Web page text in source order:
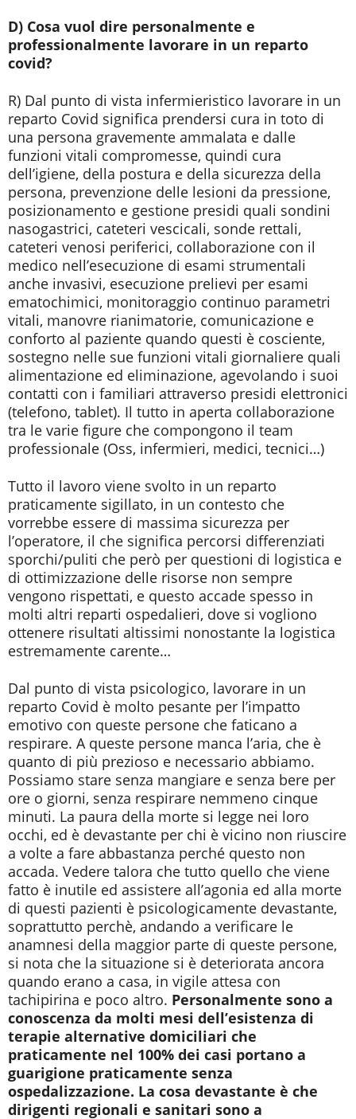
D) Cosa vuol dire personalmente e
professionalmente lavorare in un reparto
covid?
R) Dal punto di vista infermieristico lavorare in un
reparto Covid significa prendersi cura in toto di
una persona gravemente ammalata e dalle
funzioni vitali compromesse, quindi cura
dell’igiene, della postura e della sicurezza della
persona, prevenzione delle lesioni da pressione,
posizionamento e gestione presidi quali sondini
nasogastrici, cateteri vescicali, sonde rettali,
cateteri venosi periferici, collaborazione con il
medico nell’esecuzione di esami strumentali
anche invasivi, esecuzione prelievi per esami
ematochimici, monitoraggio continuo parametri
vitali, manovre rianimatorie, comunicazione e
conforto al paziente quando questi è cosciente,
sostegno nelle sue funzioni vitali giornaliere quali
alimentazione ed eliminazione, agevolando i suoi
contatti con i familiari attraverso presidi elettronici
(telefono, tablet). Il tutto in aperta collaborazione
tra le varie figure che compongono il team
professionale (Oss, infermieri, medici, tecnici…)
Tutto il lavoro viene svolto in un reparto
praticamente sigillato, in un contesto che
vorrebbe essere di massima sicurezza per
l’operatore, il che significa percorsi differenziati
sporchi/puliti che però per questioni di logistica e
di ottimizzazione delle risorse non sempre
vengono rispettati, e questo accade spesso in
molti altri reparti ospedalieri, dove si vogliono
ottenere risultati altissimi nonostante la logistica
estremamente carente…
Dal punto di vista psicologico, lavorare in un
reparto Covid è molto pesante per l’impatto
emotivo con queste persone che faticano a
respirare. A queste persone manca l’aria, che è
quanto di più prezioso e necessario abbiamo.
Possiamo stare senza mangiare e senza bere per
ore o giorni, senza respirare nemmeno cinque
minuti. La paura della morte si legge nei loro
occhi, ed è devastante per chi è vicino non riuscire
a volte a fare abbastanza perché questo non
accada. Vedere talora che tutto quello che viene
fatto è inutile ed assistere all’agonia ed alla morte
di questi pazienti è psicologicamente devastante,
soprattutto perchè, andando a verificare le
anamnesi della maggior parte di queste persone,
si nota che la situazione si è deteriorata ancora
quando erano a casa, in vigile attesa con
tachipirina e poco altro. Personalmente sono a
conoscenza da molti mesi dell’esistenza di
terapie alternative domiciliari che
praticamente nel 100% dei casi portano a
guarigione praticamente senza
ospedalizzazione. La cosa devastante è che
dirigenti regionali e sanitari sono a